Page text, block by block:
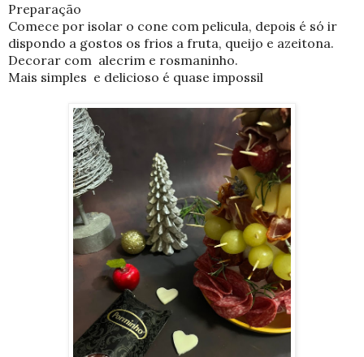
Preparação
Comece por isolar o cone com pelicula, depois é só ir
dispondo a gostos os frios a fruta, queijo e azeitona.
Decorar com alecrim e rosmaninho.
Mais simples e delicioso é quase impossil